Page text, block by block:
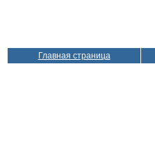
Главная страница